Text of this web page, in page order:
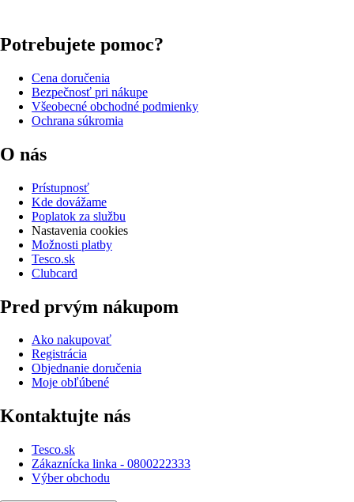
Potrebujete pomoc?
Cena doručenia
Bezpečnosť pri nákupe
Všeobecné obchodné podmienky
Ochrana súkromia
O nás
Prístupnosť
Kde dovážame
Poplatok za službu
Nastavenia cookies
Možnosti platby
Tesco.sk
Clubcard
Pred prvým nákupom
Ako nakupovať
Registrácia
Objednanie doručenia
Moje obľúbené
Kontaktujte nás
Tesco.sk
Zákaznícka linka - 0800222333
Výber obchodu